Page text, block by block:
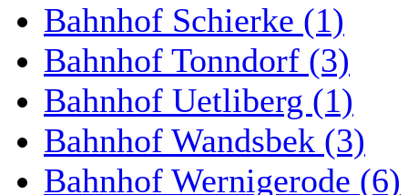
Bahnhof Schierke (1)
Bahnhof Tonndorf (3)
Bahnhof Uetliberg (1)
Bahnhof Wandsbek (3)
Bahnhof Wernigerode (6)